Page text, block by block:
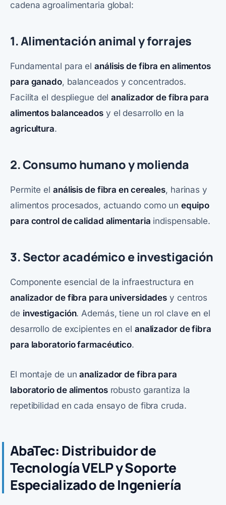
cadena agroalimentaria global:
1. Alimentación animal y forrajes
Fundamental para el análisis de fibra en alimentos
para ganado, balanceados y concentrados.
Facilita el despliegue delanalizador de fibra para
alimentos balanceadosy el desarrollo en la
agricultura.
2. Consumo humano y molienda
Permite el análisis de fibra en cereales, harinas y
alimentos procesados, actuando como unequipo
para control de calidad alimentaria indispensable.
3. Sector académico e investigación
Componente esencial de la infraestructura en
analizador de fibra para universidades y centros
de investigación. Además, tiene un rol clave en el
desarrollo de excipientes en el analizador de fibra
para laboratorio farmacéutico.
El montaje de unanalizador de fibra para
laboratorio de alimentosrobusto garantiza la
repetibilidad en cada ensayo de fibra cruda.
AbaTec: Distribuidor de
Tecnología VELP y Soporte
Especializado de Ingeniería